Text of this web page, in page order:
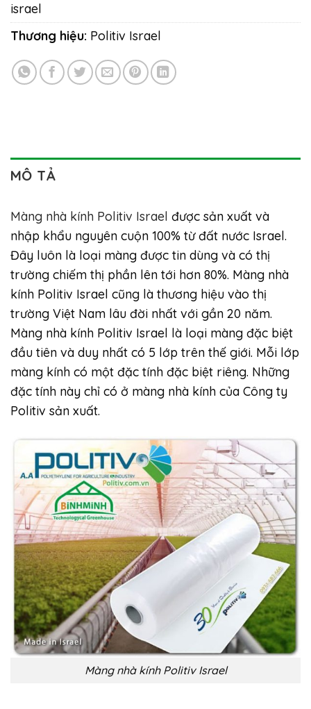
israel
Thương hiệu: Politiv Israel
MÔ TẢ
Màng nhà kính Politiv Israel được sản xuất và
nhập khẩu nguyên cuộn 100% từ đất nước Israel.
Đây luôn là loại màng được tin dùng và có thị
trường chiếm thị phần lên tới hơn 80%. Màng nhà
kính Politiv Israel cũng là thương hiệu vào thị
trường Việt Nam lâu đời nhất với gần 20 năm.
Màng nhà kính Politiv Israel là loại màng đặc biệt
đầu tiên và duy nhất có 5 lớp trên thế giới. Mỗi lớp
màng kính có một đặc tính đặc biệt riêng. Những
đặc tính này chỉ có ở màng nhà kính của Công ty
Politiv sản xuất.
Màng nhà kính Politiv Israel